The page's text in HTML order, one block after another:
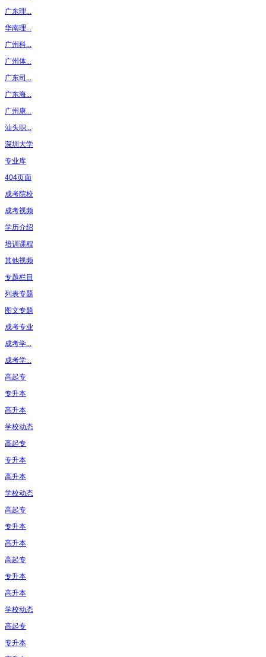
广东理...
华南理...
广州科...
广州体...
广东司...
广东海...
广州康...
汕头职...
深圳大学
专业库
404页面
成考院校
成考视频
学历介绍
培训课程
其他视频
专题栏目
列表专题
图文专题
成考专业
成考学...
成考学...
高起专
专升本
高升本
学校动态
高起专
专升本
高升本
学校动态
高起专
专升本
高升本
高起专
专升本
高升本
学校动态
高起专
专升本